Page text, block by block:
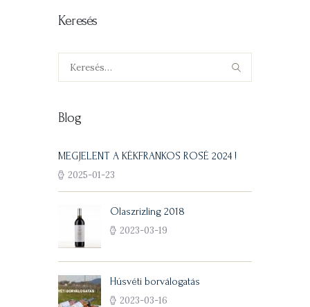
Keresés
Blog
MEGJELENT A KÉKFRANKOS ROSÉ 2024 !
2025-01-23
Olaszrizling 2018
2023-03-19
Húsvéti borválogatás
2023-03-16